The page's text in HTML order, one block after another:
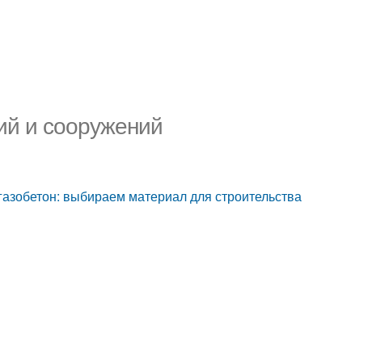
и сооружений
выбираем материал для строительства